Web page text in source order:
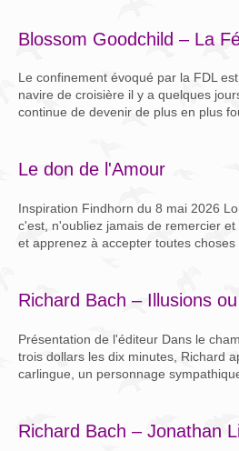
Blossom Goodchild – La
Le confinement évoqué par la FDL
navire de croisière il y a quelques
continue de devenir de plus en plus
Le don de l'Amour
Inspiration Findhorn du 8 mai 2026
c'est, n'oubliez jamais de remercier
et apprenez à accepter toutes choses
Richard Bach – Illusions
Présentation de l'éditeur Dans le
trois dollars les dix minutes, Richard
carlingue, un personnage
Richard Bach – Jonathan